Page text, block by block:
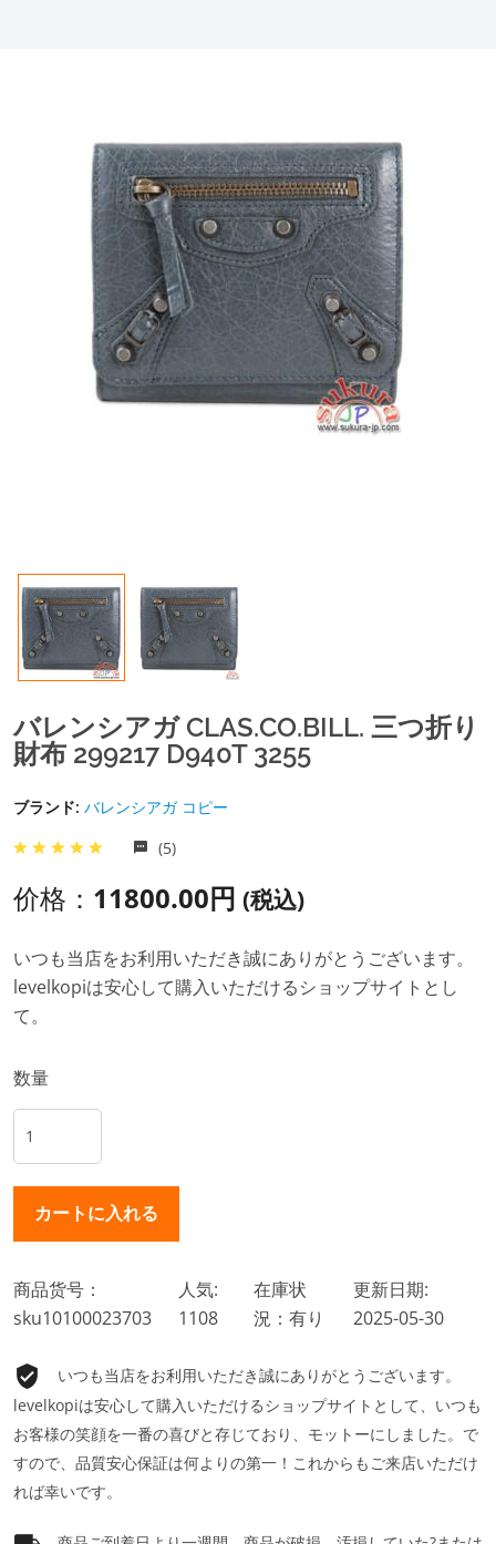
バレンシアガ CLAS.CO.BILL. 三つ折り
財布 299217 D940T 3255
ブランド: バレンシアガ コピー
(5)
价格： 11800.00円 (税込)
いつも当店をお利用いただき誠にありがとうございます。
levelkopiは安心して購入いただけるショップサイトとし
て。
数量
商品货号：
sku10100023703
人気:
1108
在庫状
況：有り
更新日期:
2025-05-30
いつも当店をお利用いただき誠にありがとうございます。
levelkopiは安心して購入いただけるショップサイトとして、いつも
お客様の笑顔を一番の喜びと存じており、モットーにしました。で
すので、品質安心保証は何よりの第一！これからもご来店いただけ
れば幸いです。